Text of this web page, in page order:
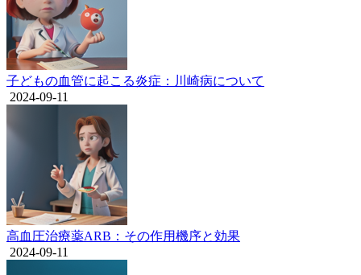
子どもの血管に起こる炎症：川崎病について
2024-09-11
高血圧治療薬ARB：その作用機序と効果
2024-09-11